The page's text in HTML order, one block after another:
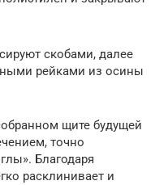
скобами, далее
рейками из осины
щите будущей
точно
Благодаря
расклинивает и